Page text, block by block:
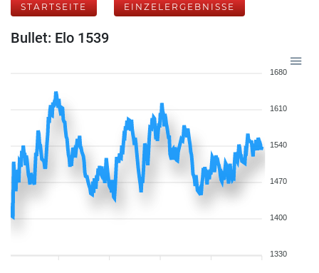
STARTSEITE EINZELERGEBNISSE
Bullet: Elo 1539
1680
1610
1540
1470
1400
1330